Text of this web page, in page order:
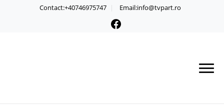
Contact:+40746975747 Email:info@tvpart.ro